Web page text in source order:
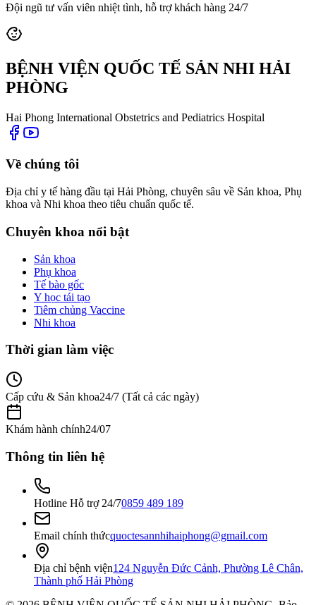
Đội ngũ tư vấn viên nhiệt tình, hỗ trợ khách hàng 24/7
BỆNH VIỆN QUỐC TẾ SẢN NHI HẢI
PHÒNG
Hai Phong International Obstetrics and Pediatrics Hospital
Về chúng tôi
Địa chỉ y tế hàng đầu tại Hải Phòng, chuyên sâu về Sản khoa, Phụ
khoa và Nhi khoa theo tiêu chuẩn quốc tế.
Chuyên khoa nổi bật
Sản khoa
Phụ khoa
Tế bào gốc
Y học tái tạo
Tiêm chủng Vaccine
Nhi khoa
Thời gian làm việc
Cấp cứu & Sản khoa24/7 (Tất cả các ngày)
Khám hành chính24/07
Thông tin liên hệ
Hotline Hỗ trợ 24/70859 489 189
Email chính thứcquoctesannhihaiphong@gmail.com
Địa chỉ bệnh viện124 Nguyễn Đức Cảnh, Phường Lê Chân,
Thành phố Hải Phòng